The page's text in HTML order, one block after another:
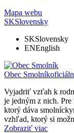
Mapa webu
SKSlovensky
SKSlovensky
ENEnglish
Obec Smolník
Vyjadriť vzťah k
je jedným z nich.
ktorý dáva
vzhľad, ktorý si
Zobraziť viac